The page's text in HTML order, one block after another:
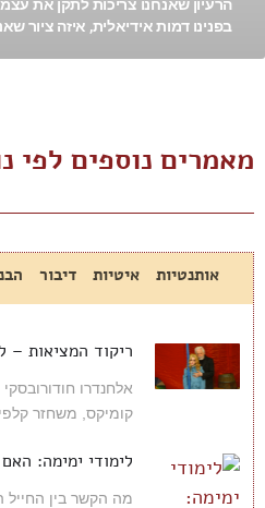
הרעיון שאנחנו צריכות לתקן את
בפנינו דמות אידיאלית, איזה ציור
מאמרים נוספים לפי
אותנטיות איטיות דיבור
ריקוד המציאות –
אלחנדרו
קומיקס, משחזר
לימודי ימימה:
מה הקשר בין החייל